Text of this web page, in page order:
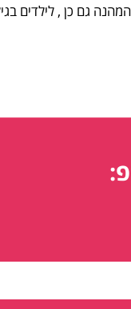
גם כן , לילדים